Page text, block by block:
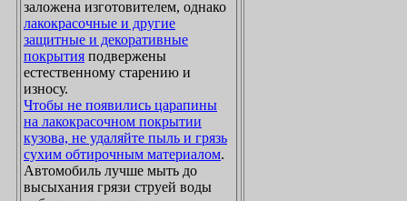
заложена изготовителем, однако
лакокрасочные и другие
защитные и декоративные
покрытия подвержены
естественному старению и
износу.
Чтобы не появились царапины
на лакокрасочном покрытии
кузова, не удаляйте пыль и грязь
сухим обтирочным материалом.
Автомобиль лучше мыть до
высыхания грязи струей воды